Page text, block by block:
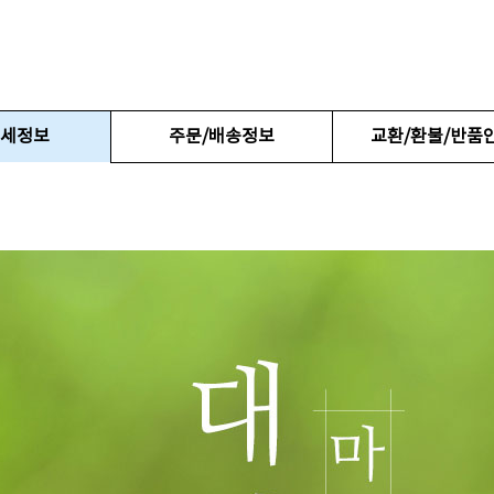
정보 주문/배송정보 교환/환불/반품